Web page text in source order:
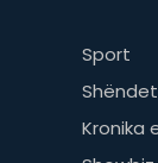
Sport
Kronika